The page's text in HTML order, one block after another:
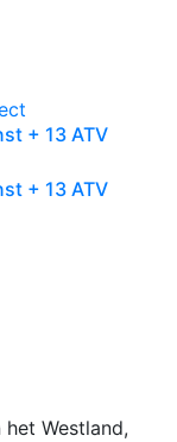
+ 13 ATV
+ 13 ATV
Westland,